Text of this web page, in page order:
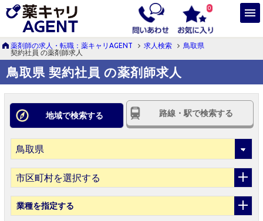
0
薬剤師の求人・転職：薬キャリAGENT 求人検索
鳥取県
契約社員 の薬剤師求人
鳥取県 契約社員 の薬剤師求人
地域で検索する 路線・駅で検索する
市区町村を選択する
業種を指定する